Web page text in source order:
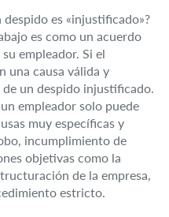
es «injustificado»?
es como un acuerdo
empleador. Si el
una causa válida y
un despido injustificado.
empleador solo puede
muy específicas y
incumplimiento de
objetivas como la
de la empresa,
estricto.